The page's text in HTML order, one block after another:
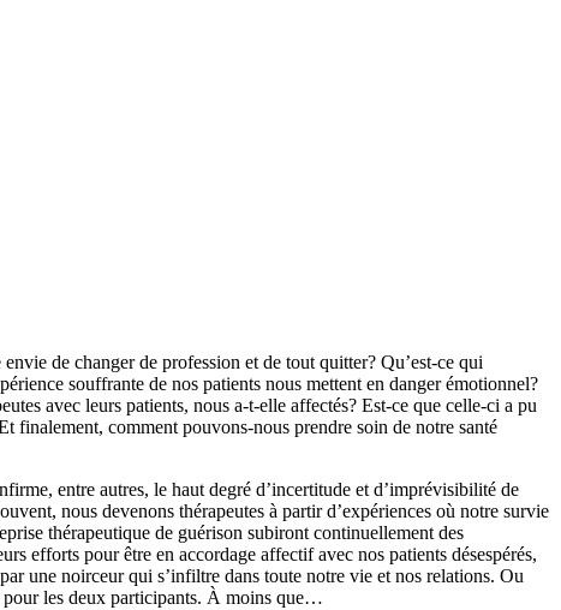
de changer de profession et de tout quitter? Qu’est-ce qui
souffrante de nos patients nous mettent en danger émotionnel?
avec leurs patients, nous a-t-elle affectés? Est-ce que celle-ci a pu
finalement, comment pouvons-nous prendre soin de notre santé
entre autres, le haut degré d’incertitude et d’imprévisibilité de
nous devenons thérapeutes à partir d’expériences où notre survie
thérapeutique de guérison subiront continuellement des
efforts pour être en accordage affectif avec nos patients désespérés,
une noirceur qui s’infiltre dans toute notre vie et nos relations. Ou
pour les deux participants. À moins que…